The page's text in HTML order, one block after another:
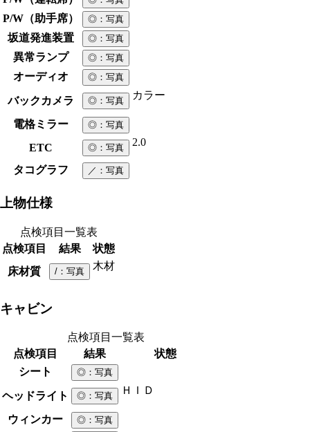
P/W（助手席） ◎ ：写真
坂道発進装置 ◎ ：写真
異常ランプ ◎ ：写真
オーディオ ◎ ：写真
バックカメラ ◎ ：写真 カラー
電格ミラー ◎ ：写真
ETC ◎ ：写真 2.0
タコグラフ ／ ：写真
上物仕様
点検項目一覧表
点検項目
結果
状態
床材質
/ ：写真 木材
キャビン
点検項目一覧表
点検項目
結果
状態
シート
◎ ：写真
ヘッドライト ◎ ：写真 ＨＩＤ
ウィンカー ◎ ：写真